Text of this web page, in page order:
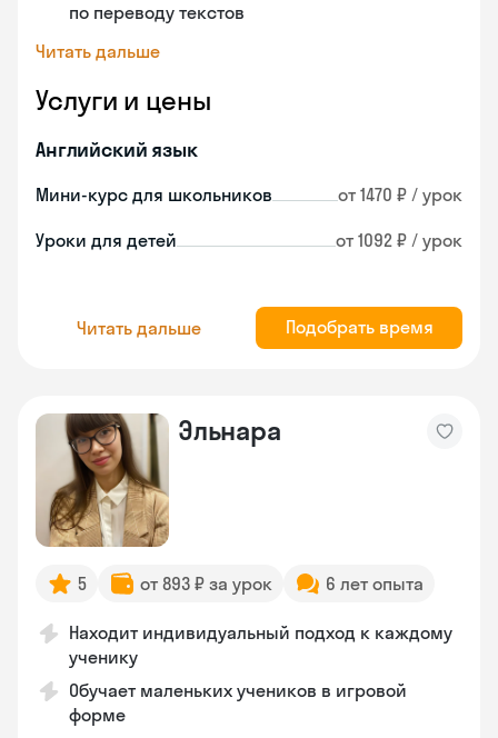
по переводу текстов
Читать дальше
Услуги и цены
Английский язык
Мини-курс для школьников от 1470 ₽ / урок
Уроки для детей от 1092 ₽ / урок
Читать дальше Подобрать время
Эльнара
5 от 893 ₽ за урок 6 лет опыта
Находит индивидуальный подход к каждому
ученику
Обучает маленьких учеников в игровой
форме